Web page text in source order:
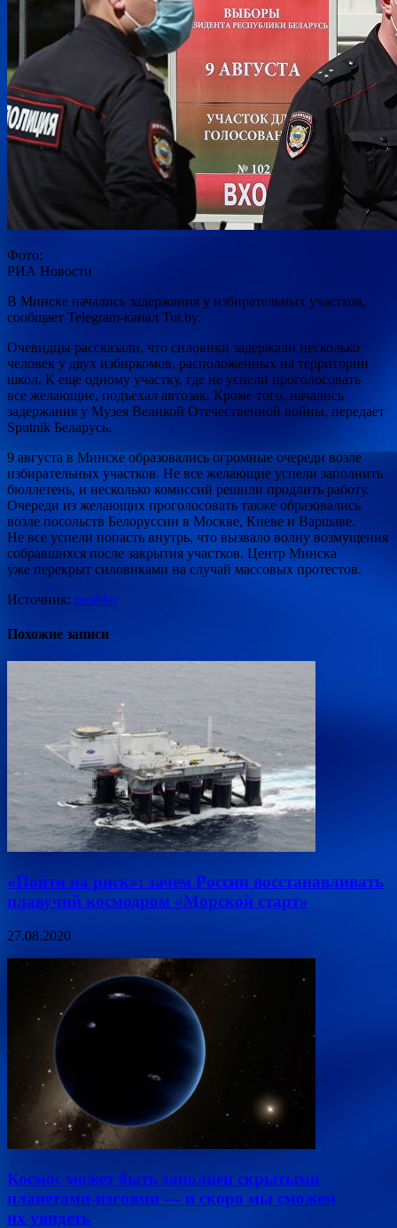
Фото:
РИА Новости
В Минске начались задержания у избирательных участков,
сообщает Telegram-канал Tut.by.
Очевидцы рассказали, что силовики задержали несколько
человек у двух избиркомов, расположенных на территории
школ. К еще одному участку, где не успели проголосовать
все желающие, подъехал автозак. Кроме того, начались
задержания у Музея Великой Отечественной войны, передает
Sputnik Беларусь.
9 августа в Минске образовались огромные очереди возле
избирательных участков. Не все желающие успели заполнить
бюллетень, и несколько комиссий решили продлить работу.
Очереди из желающих проголосовать также образовались
возле посольств Белоруссии в Москве, Киеве и Варшаве.
Не все успели попасть внутрь, что вызвало волну возмущения
собравшихся после закрытия участков. Центр Минска
уже перекрыт силовиками на случай массовых протестов.
Источник: rambler
Похожие записи
«Пойти на риск»: зачем России восстанавливать
плавучий космодром «Морской старт»
27.08.2020
Космос может быть заполнен скрытыми
планетами-изгоями — и скоро мы сможем
их увидеть